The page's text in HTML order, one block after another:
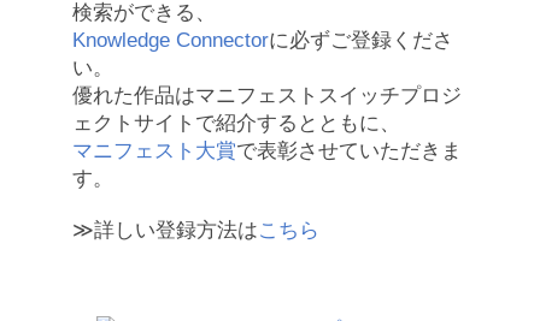
検索ができる、
Knowledge Connectorに必ずご登録くださ
い。
優れた作品はマニフェストスイッチプロジ
ェクトサイトで紹介するとともに、
マニフェスト大賞で表彰させていただきま
す。
≫詳しい登録方法はこちら